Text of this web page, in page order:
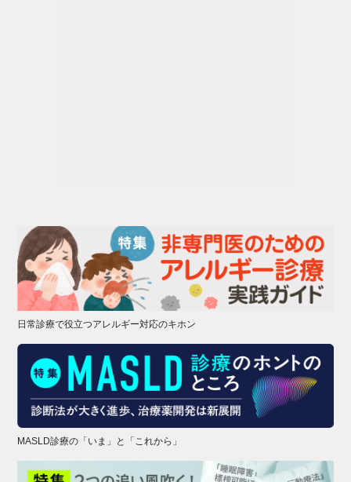
日常診療で役立つアレルギー対応のキホン
MASLD診療の「いま」と「これから」